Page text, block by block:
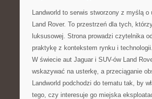
Landworld to serwis stworzony z myślą
Land Rover. To przestrzeń dla tych,
luksusowej. Strona prowadzi czytelnika
praktykę z kontekstem rynku i
W świecie aut Jaguar i SUV-ów Land
wskazywać na usterkę, a przeciąganie
Landworld podchodzi do tematu tak, by
tego, czy interesuje go miejska